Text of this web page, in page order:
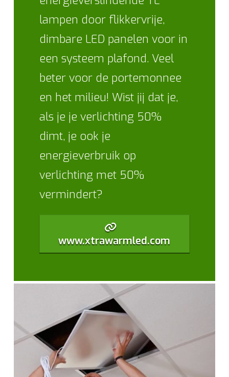
lampen door flikkervrije,
dimbare LED panelen voor in
een systeem plafond. Veel
beter voor de portemonnee
en het milieu! Wist jij dat je,
als je je verlichting 50%
dimt, je ook je
energieverbruik op
verlichting met 50%
vermindert?
www.xtrawarmled.com